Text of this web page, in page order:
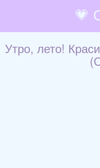
💗
Утро, лето!